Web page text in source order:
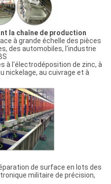
la chaîne de production
à grande échelle des pièces
des automobiles, l'industrie
à l'électrodéposition de zinc, à
nickelage, au cuivrage et à
de surface en lots des
militaire de précision,